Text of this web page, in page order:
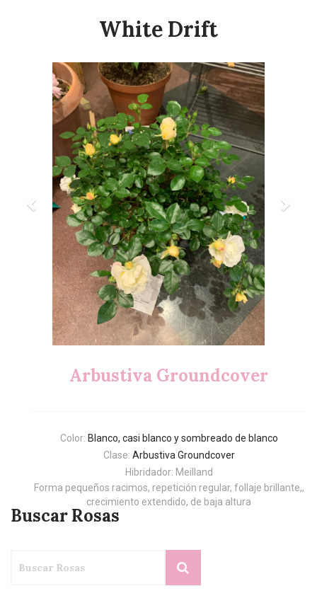
White Drift
Previous
Arbustiva Groundcover
Color: Blanco, casi blanco y sombreado de blanco
Clase: Arbustiva Groundcover
Hibridador: Meilland
Forma pequeños racimos, repetición regular, follaje brillante,,
crecimiento extendido, de baja altura
Buscar Rosas